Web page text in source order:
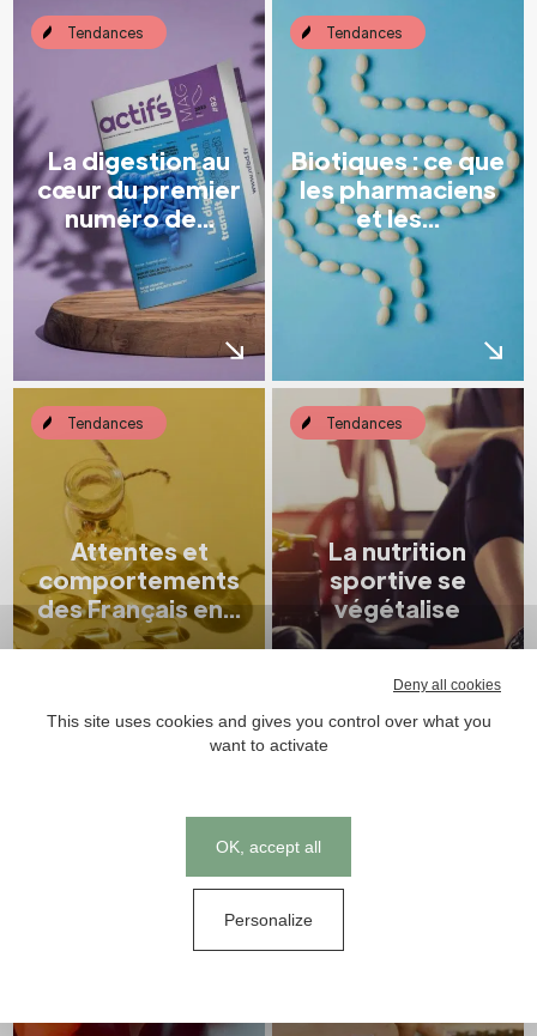
Tendances
La digestion au
cœur du premier
numéro de...
Tendances
Biotiques : ce que
les pharmaciens
et les...
Tendances
Attentes et
comportements
des Français en...
Tendances
La nutrition
sportive se
végétalise
Industries lance
Tendances
Cookies management panel
This site uses cookies and gives you control over what you
want to activate
OK, accept all
Deny all cookies
Personalize